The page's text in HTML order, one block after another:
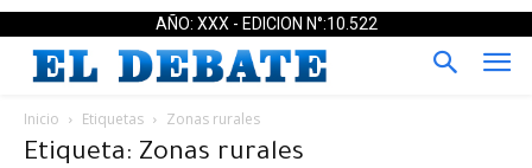
AÑO: XXX - EDICION N°:10.522
Inicio Etiquetas Zonas rurales
Etiqueta: Zonas rurales